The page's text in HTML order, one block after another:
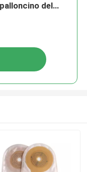
del